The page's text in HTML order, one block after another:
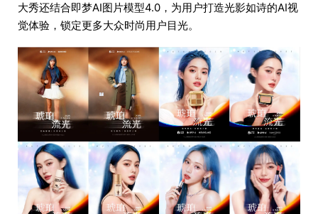
大秀还结合即梦AI图片模型4.0，为用户打造光影如诗的AI视
觉体验，锁定更多大众时尚用户目光。